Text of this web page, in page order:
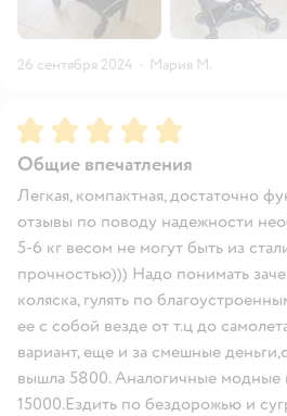
26 сентября 2024 · Мария М.
Рейтинг:5
Общие впечатления
Легкая, компактная, достаточно
отзывы по поводу надежности
5-6 кг весом не могут быть из
прочностью))) Надо понимать
коляска, гулять по
ее с собой везде от т.ц до
вариант, еще и за смешные
вышла 5800. Аналогичные модные
15000.Ездить по бездорожью и